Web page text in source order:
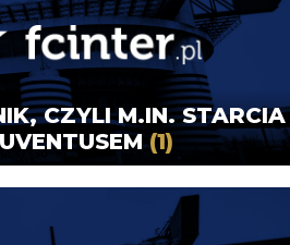
CZYLI M.IN. STARCIA
(1)